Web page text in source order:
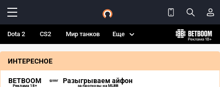
Dota 2 CS2 Мир танков Еще
ИНТЕРЕСНОЕ
BETBOOM
Реклама 18+
Разыгрываем айфон
за прогнозы на MLBB